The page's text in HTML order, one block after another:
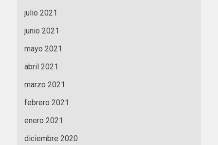
julio 2021
junio 2021
mayo 2021
abril 2021
marzo 2021
febrero 2021
enero 2021
diciembre 2020